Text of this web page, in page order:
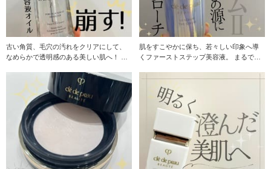
古い角質、毛穴の汚れをクリアにして、
なめらかで透明感のある美しい肌へ！ ク
肌をすこやかに保ち、若々しい印象へ導
くファーストステップ美容液。 まるで生